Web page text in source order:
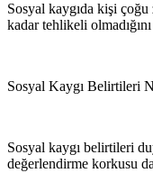
Sosyal kaygıda kişi çoğu
kadar tehlikeli
Sosyal Kaygı Belirtileri
Sosyal kaygı belirtileri
değerlendirme korkusu